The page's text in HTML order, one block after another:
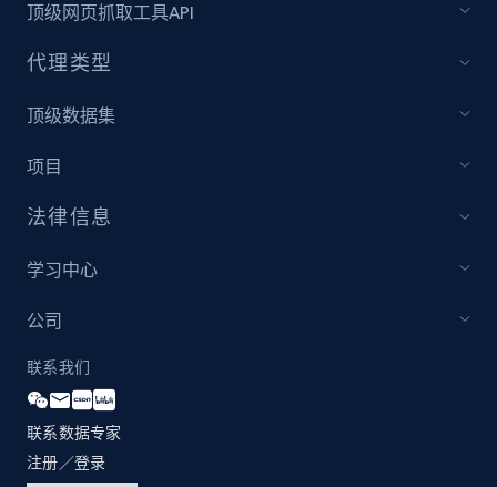
顶级网页抓取工具API
代理类型
顶级数据集
项目
法律信息
学习中心
公司
联系我们
联系数据专家
注册／登录